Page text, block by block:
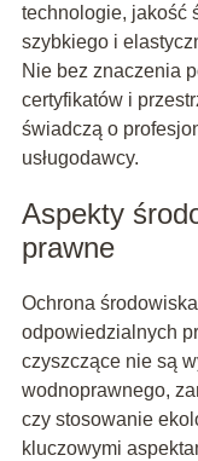
technologie, jakość
szybkiego i
Nie bez znaczenia
certyfikatów i
świadczą o
usługodawcy.
Aspekty
prawne
Ochrona
odpowiedzialnych
czyszczące nie są
wodnoprawnego,
czy stosowanie
kluczowymi